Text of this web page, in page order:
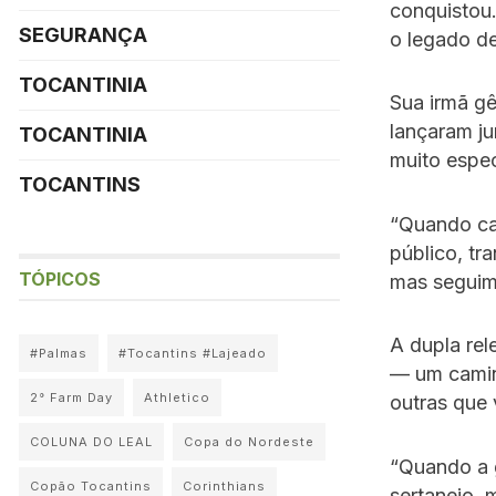
o legado
Sua irmã
lançaram
muito
“Quando
público,
mas
A dupla
— um
outras que
“Quando
SEGURANÇA
TOCANTINIA
TOCANTINIA
TOCANTINS
TÓPICOS
#Palmas #Tocantins #Lajeado
2° Farm Day Athletico
COLUNA DO LEAL Copa do Nordeste
Copão Tocantins Corinthians